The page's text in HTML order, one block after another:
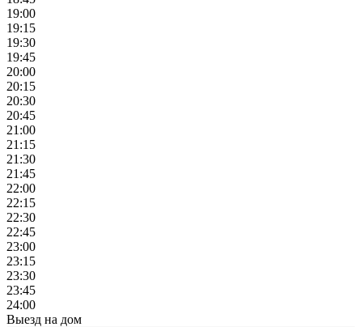
19:00
19:15
19:30
19:45
20:00
20:15
20:30
20:45
21:00
21:15
21:30
21:45
22:00
22:15
22:30
22:45
23:00
23:15
23:30
23:45
24:00
Выезд на дом